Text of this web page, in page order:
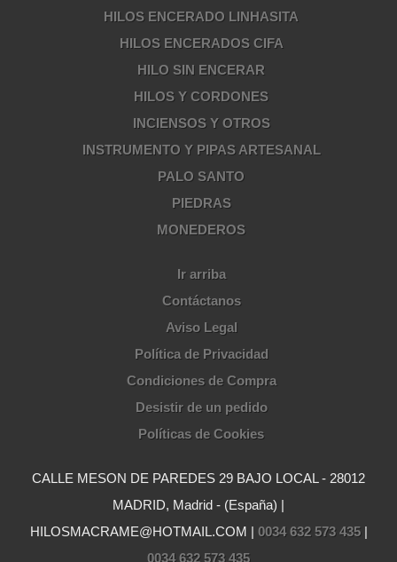
HILOS ENCERADO LINHASITA
HILOS ENCERADOS CIFA
HILO SIN ENCERAR
HILOS Y CORDONES
INCIENSOS Y OTROS
INSTRUMENTO Y PIPAS ARTESANAL
PALO SANTO
PIEDRAS
MONEDEROS
Ir arriba
Contáctanos
Aviso Legal
Política de Privacidad
Condiciones de Compra
Desistir de un pedido
Políticas de Cookies
CALLE MESON DE PAREDES 29 BAJO LOCAL - 28012
MADRID, Madrid - (España) |
HILOSMACRAME@HOTMAIL.COM | 0034 632 573 435|
0034 632 573 435